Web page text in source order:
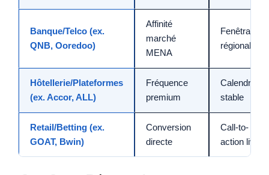
Banque/Telco (ex.
QNB, Ooredoo)
Affinité
marché
MENA
Fenêtrage
régional
Hôtellerie/Plateformes
(ex. Accor, ALL)
Fréquence
premium
Calendrier
stable
Retail/Betting (ex.
GOAT, Bwin)
Conversion
directe
Call-to-
action live